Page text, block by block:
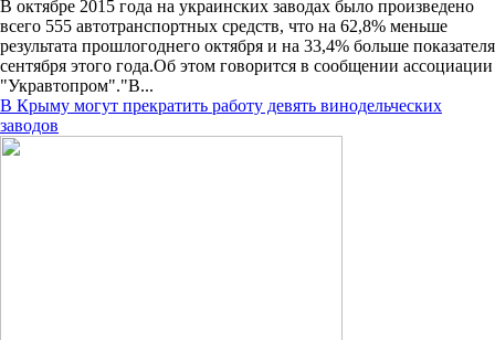
В октябре 2015 года на украинских заводах было произведено
всего 555 автотранспортных средств, что на 62,8% меньше
результата прошлогоднего октября и на 33,4% больше показателя
сентября этого года.Об этом говорится в сообщении ассоциации
"Укравтопром"."В...
В Крыму могут прекратить работу девять винодельческих
заводов